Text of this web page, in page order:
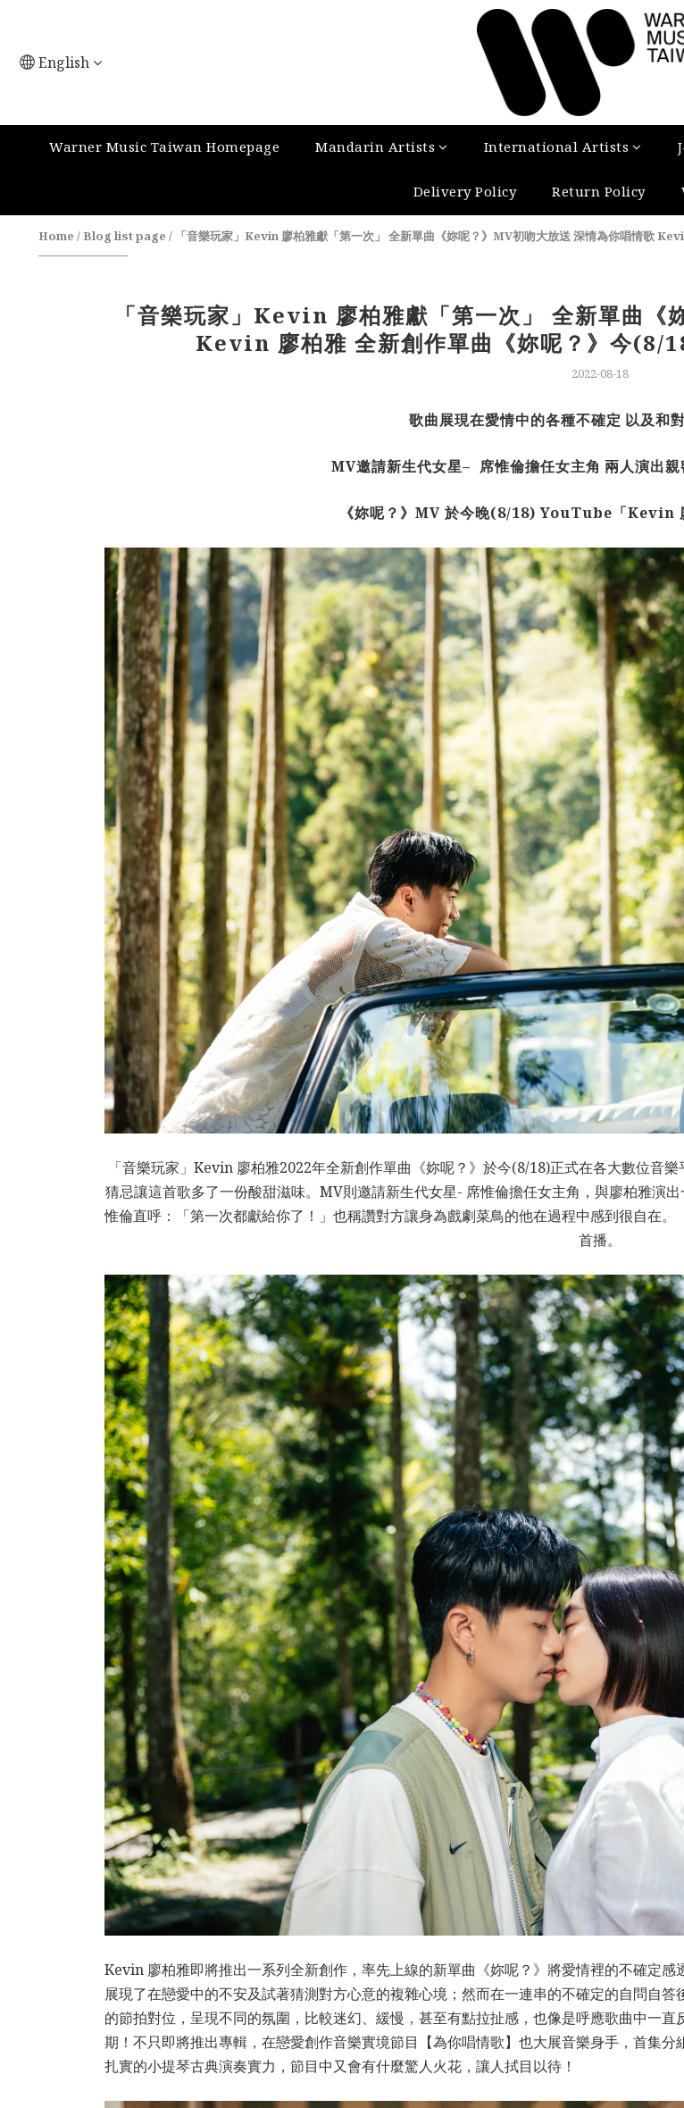
English
Warner Music Taiwan Homepage Mandarin Artists International Artists
Delivery Policy Return Policy
Home / Blog list page / 「音樂玩家」Kevin 廖柏雅獻「第一次」 全新單曲《妳呢？》MV初吻大放送 深情為你唱情歌
「音樂玩家」Kevin 廖柏雅獻「第一次」 全新單曲《
Kevin 廖柏雅 全新創作單曲《妳呢？》今(8/
2022-08-18
歌曲展現在愛情中的各種不確定 以及和
MV邀請新生代女星– 席惟倫擔任女主角 兩人演出
《妳呢？》 MV 於今晚(8/18) YouTube 「Kevin
「音樂玩家」Kevin 廖柏雅2022年全新創作單曲《妳呢？》於今(8/18)正式在各大數位音
猜忌讓這首歌多了一份酸甜滋味。MV則邀請新生代女星- 席惟倫擔任女主角，與廖柏雅演
惟倫直呼：「第一次都獻給你了！」也稱讚對方讓身為戲劇菜鳥的他在過程中感到很自在
首播。
Kevin 廖柏雅即將推出一系列全新創作，率先上線的新單曲《妳呢？》將愛情裡的不確定
展現了在戀愛中的不安及試著猜測對方心意的複雜心境；然而在一連串的不確定的自問自
的節拍對位，呈現不同的氛圍，比較迷幻、緩慢，甚至有點拉扯感，也像是呼應歌曲中一
期！不只即將推出專輯，在戀愛創作音樂實境節目【為你唱情歌】也大展音樂身手，首集
扎實的小提琴古典演奏實力，節目中又會有什麼驚人火花，讓人拭目以待！